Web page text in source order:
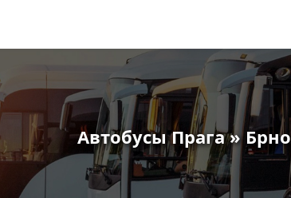
Автобусы Прага » Брно